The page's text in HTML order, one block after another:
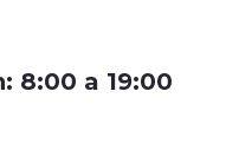
8:00 a 19:00